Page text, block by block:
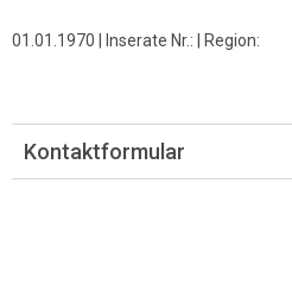
01.01.1970 | Inserate Nr.: | Region:
Kontaktformular